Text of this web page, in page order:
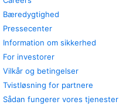
Bæredygtighed
Pressecenter
Information om sikkerhed
For investorer
Vilkår og betingelser
Tvistløsning for partnere
Sådan fungerer vores tjenester